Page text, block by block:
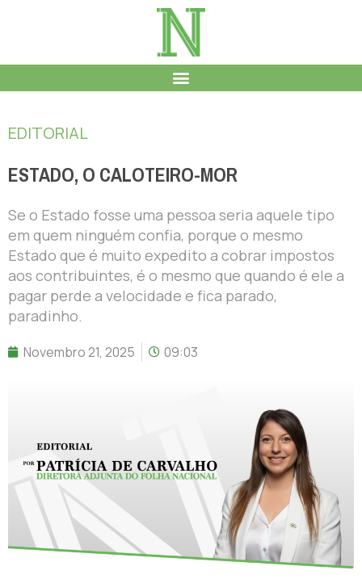
EDITORIAL
ESTADO, O CALOTEIRO-MOR
Se o Estado fosse uma pessoa seria aquele tipo
em quem ninguém confia, porque o mesmo
Estado que é muito expedito a cobrar impostos
aos contribuintes, é o mesmo que quando é ele a
pagar perde a velocidade e fica parado,
paradinho.
Novembro 21, 2025 09:03